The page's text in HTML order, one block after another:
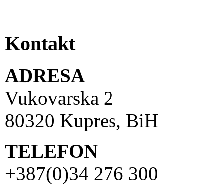
Kontakt
ADRESA
Vukovarska 2
80320 Kupres, BiH
TELEFON
+387(0)34 276 300